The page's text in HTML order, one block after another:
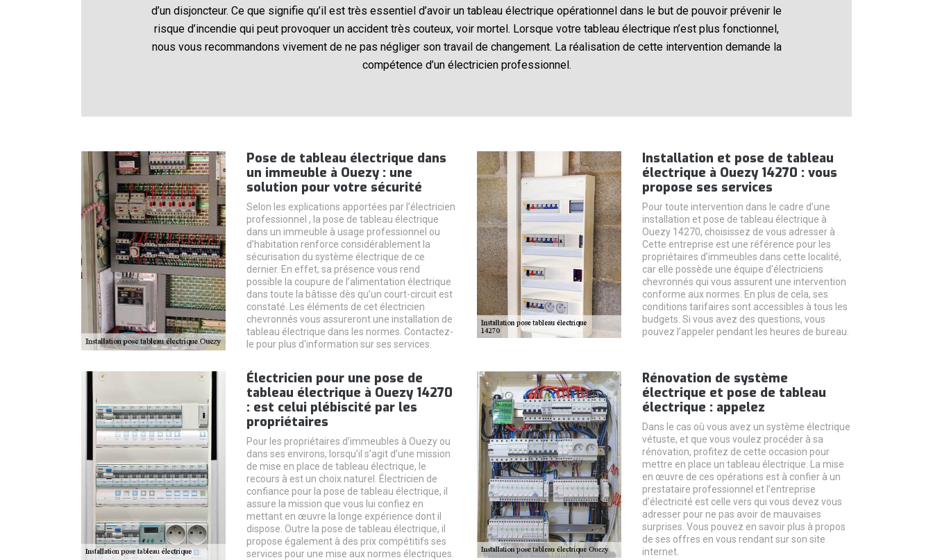
d’un disjoncteur. Ce que signifie qu’il est très essentiel d’avoir un tableau électrique opérationnel dans le but de pouvoir prévenir le
risque d’incendie qui peut provoquer un accident très couteux, voir mortel. Lorsque votre tableau électrique n’est plus fonctionnel,
nous vous recommandons vivement de ne pas négliger son travail de changement. La réalisation de cette intervention demande la
compétence d’un électricien professionnel.
Pose de tableau électrique dans
un immeuble à Ouezy : une
solution pour votre sécurité
Selon les explications apportées par l’électricien
professionnel , la pose de tableau électrique
dans un immeuble à usage professionnel ou
d’habitation renforce considérablement la
sécurisation du système électrique de ce
dernier. En effet, sa présence vous rend
possible la coupure de l’alimentation électrique
dans toute la bâtisse dès qu’un court-circuit est
constaté. Les éléments de cet électricien
chevronnés vous assureront une installation de
tableau électrique dans les normes. Contactez-
le pour plus d'information sur ses services.
Installation et pose de tableau
électrique à Ouezy 14270 : vous
propose ses services
Pour toute intervention dans le cadre d’une
installation et pose de tableau électrique à
Ouezy 14270, choisissez de vous adresser à .
Cette entreprise est une référence pour les
propriétaires d’immeubles dans cette localité,
car elle possède une équipe d’électriciens
chevronnés qui vous assurent une intervention
conforme aux normes. En plus de cela, ses
conditions tarifaires sont accessibles à tous les
budgets. Si vous avez des questions, vous
pouvez l’appeler pendant les heures de bureau.
Électricien pour une pose de
tableau électrique à Ouezy 14270
: est celui plébiscité par les
propriétaires
Pour les propriétaires d’immeubles à Ouezy ou
dans ses environs, lorsqu’il s’agit d’une mission
de mise en place de tableau électrique, le
recours à est un choix naturel. Électricien de
confiance pour la pose de tableau électrique, il
assure la mission que vous lui confiez en
mettant en œuvre la longe expérience dont il
dispose. Outre la pose de tableau électrique, il
propose également à des prix compétitifs ses
services pour une mise aux normes électriques.
Rénovation de système
électrique et pose de tableau
électrique : appelez
Dans le cas où vous avez un système électrique
vétuste, et que vous voulez procéder à sa
rénovation, profitez de cette occasion pour
mettre en place un tableau électrique. La mise
en œuvre de ces opérations est à confier à un
prestataire professionnel et l’entreprise
d’électricité est celle vers qui vous devez vous
adresser pour ne pas avoir de mauvaises
surprises. Vous pouvez en savoir plus à propos
de ses offres en vous rendant sur son site
internet.